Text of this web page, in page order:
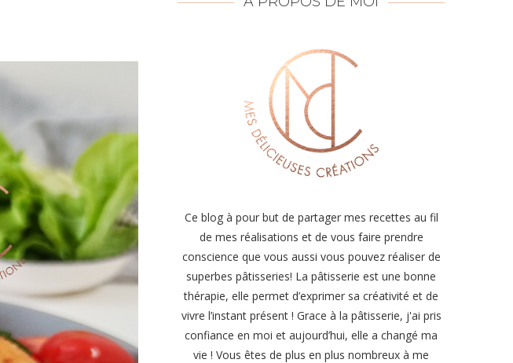
Ce blog à pour but de partager mes recettes au fil
de mes réalisations et de vous faire prendre
conscience que vous aussi vous pouvez réaliser de
superbes pâtisseries! La pâtisserie est une bonne
thérapie, elle permet d’exprimer sa créativité et de
vivre l’instant présent ! Grace à la pâtisserie, j'ai pris
confiance en moi et aujourd’hui, elle a changé ma
vie ! Vous êtes de plus en plus nombreux à me